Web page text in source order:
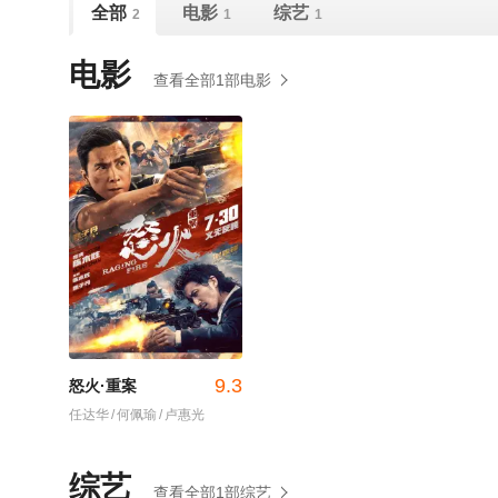
全部 2 电影 1 综艺 1
电影 查看全部1部电影
怒火·重案 9.3
任达华/何佩瑜 / 卢惠光
综艺 查看全部1部综艺